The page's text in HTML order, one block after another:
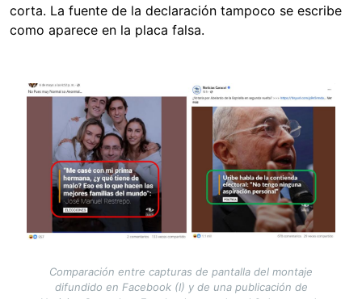
corta. La fuente de la declaración tampoco se escribe
como aparece en la placa falsa.
Image
Comparación entre capturas de pantalla del montaje
difundido en Facebook (I) y de una publicación de